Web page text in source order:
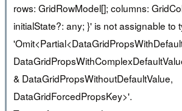
rows: GridRowModel[]; columns:
initialState?: any; }' is not assignable to
& DataGridPropsWithoutDefaultValue,
DataGridForcedPropsKey>'.